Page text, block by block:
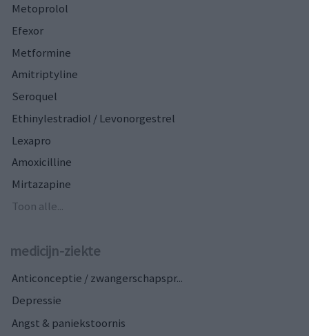
Metoprolol
Efexor
Metformine
Amitriptyline
Seroquel
Ethinylestradiol / Levonorgestrel
Lexapro
Amoxicilline
Mirtazapine
Toon alle...
medicijn-ziekte
Anticonceptie / zwangerschapspr...
Depressie
Angst & paniekstoornis